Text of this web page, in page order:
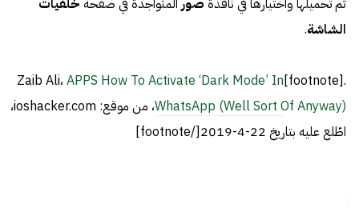
ثم تحميلها واختيارها في نافذة صورالمتواجدة في صفحة خلفيات
الشاشة.
.[footnote]Zaib Ali،
APPS How To Activate ‘Dark Mode’ In
WhatsApp (Well Sort Of Anyway)
، من موقع: ioshacker.com،
اطّلع عليه بتاريخ 22-4-2019[/footnote]